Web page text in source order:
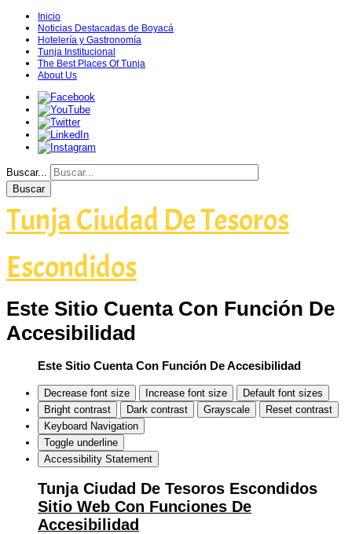
Inicio
Noticias Destacadas de Boyacá
Hotelería y Gastronomía
Tunja Institucional
The Best Places Of Tunja
About Us
Buscar...
Buscar
Tunja Ciudad De Tesoros
Escondidos
Este Sitio Cuenta Con Función De
Accesibilidad
Este Sitio Cuenta Con Función De Accesibilidad
Decrease font size Increase font size
Default font sizes
Bright contrast
Dark contrast Grayscale
Reset contrast
Keyboard Navigation
Toggle underline
Accessibility Statement
Tunja Ciudad De Tesoros Escondidos
Sitio Web Con Funciones De
Accesibilidad